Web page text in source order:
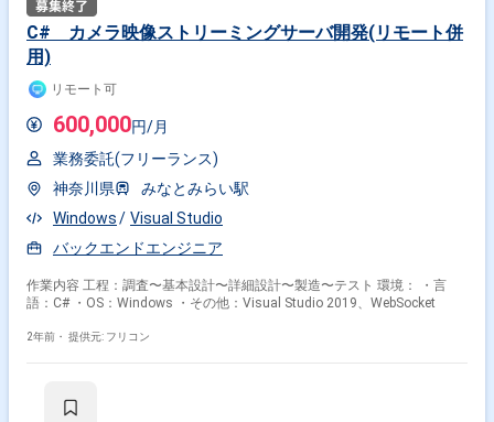
C# カメラ映像ストリーミングサーバ開発(リモート併
用)
リモート可
600,000円/月
業務委託(フリーランス)
神奈川県
みなとみらい駅
Windows
Visual Studio
バックエンドエンジニア
作業内容 工程：調査〜基本設計〜詳細設計〜製造〜テスト 環境： ・言
語：C# ・OS：Windows ・その他：Visual Studio 2019、WebSocket
2年前・ 提供元: フリコン